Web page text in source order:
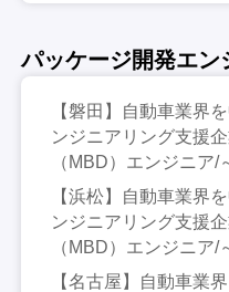
パッケージ開発エン
【磐田】自動車業界
ンジニアリング支援
（MBD）エンジニア/
【浜松】自動車業界
ンジニアリング支援
（MBD）エンジニア/
【名古屋】自動車業